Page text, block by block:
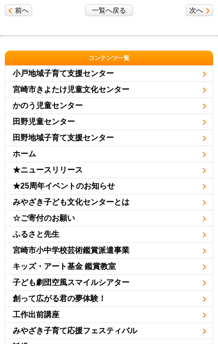
次へ
前へ 一覧へ戻る
コンテンツ一覧
小戸地域子育て支援センター
宮崎市きよたけ児童文化センター
かのう児童センター
田野児童センター
田野地域子育て支援センター
ホーム
★ニュースリリース
★25周年イベントのお知らせ
みやざき子ども文化センターとは
☆ご寄付のお願い
ふるさと先生
宮崎市小中学校芸術鑑賞派遣事業
キッズ・アート基金 鑑賞教室
子ども劇団空風スマイルシアター
創って広がる君の夢体験！
工作出前講座
みやざき子育て応援フェスティバル